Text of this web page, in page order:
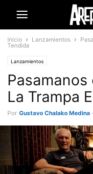
Inicio Lanzamientos
Tendida
Lanzamientos
La Trampa
Por Gustavo Chalako Medina